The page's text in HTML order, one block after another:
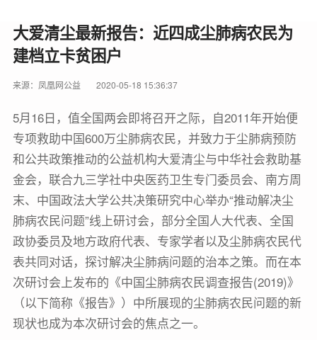
大爱清尘最新报告：近四成尘肺病农民为
建档立卡贫困户
来源：凤凰网公益 2020-05-18 15:36:37
5月16日，值全国两会即将召开之际，自2011年开始便
专项救助中国600万尘肺病农民，并致力于尘肺病预防
和公共政策推动的公益机构大爱清尘与中华社会救助基
金会，联合九三学社中央医药卫生专门委员会、南方周
末、中国政法大学公共决策研究中心举办“推动解决尘
肺病农民问题”线上研讨会，部分全国人大代表、全国
政协委员及地方政府代表、专家学者以及尘肺病农民代
表共同对话，探讨解决尘肺病问题的治本之策。而在本
次研讨会上发布的《中国尘肺病农民调查报告(2019)》
（以下简称《报告》）中所展现的尘肺病农民问题的新
现状也成为本次研讨会的焦点之一。